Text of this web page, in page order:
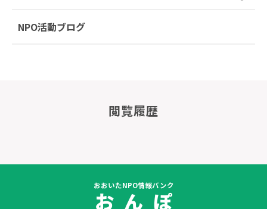
NPO活動ブログ
閲覧履歴
おおいたNPO情報バンク
お ん ぽ